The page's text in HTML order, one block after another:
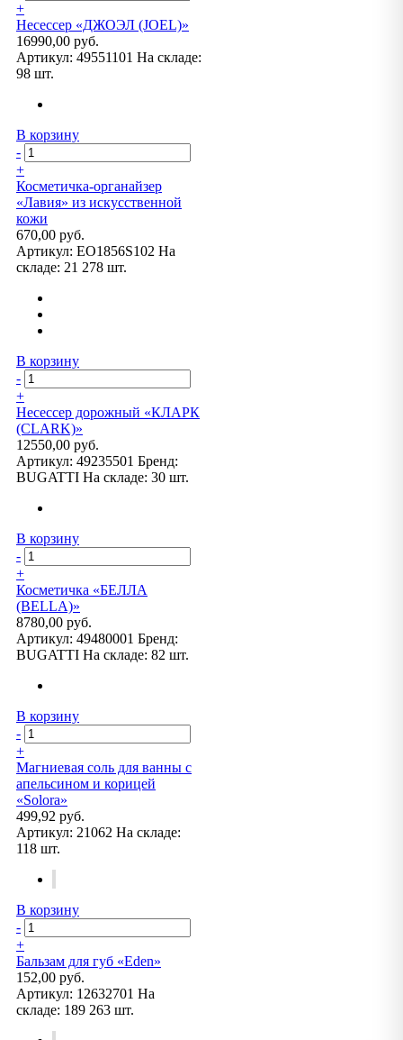
+
Несессер «ДЖОЭЛ (JOEL)»
16990,00 руб.
Артикул: 49551101 На складе:
98 шт.
В корзину
-
+
Косметичка-органайзер
«Лавия» из искусственной
кожи
670,00 руб.
Артикул: EO1856S102 На
складе: 21 278 шт.
В корзину
-
+
Несессер дорожный «КЛАРК
(CLARK)»
12550,00 руб.
Артикул: 49235501 Бренд:
BUGATTI На складе: 30 шт.
В корзину
-
+
Косметичка «БЕЛЛА
(BELLA)»
8780,00 руб.
Артикул: 49480001 Бренд:
BUGATTI На складе: 82 шт.
В корзину
-
+
Магниевая соль для ванны с
апельсином и корицей
«Solora»
499,92 руб.
Артикул: 21062 На складе:
118 шт.
В корзину
-
+
Бальзам для губ «Eden»
152,00 руб.
Артикул: 12632701 На
складе: 189 263 шт.